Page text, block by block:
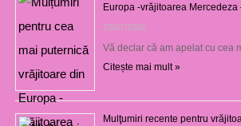
Europa -vrăjitoarea Mercedeza
23/07/2026
Vă declar că am apelat cu cea
Citește mai mult »
Mulţumiri recente pentru